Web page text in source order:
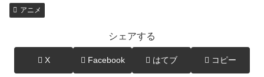
アニメ
シェアする
X Facebook はてブ コピー